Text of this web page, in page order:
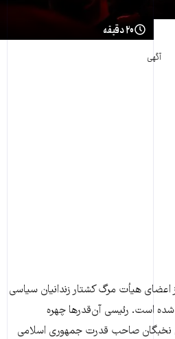
۲۰ دقیقه
آگهی
اعضای هیأت مرگ کشتار زندانیان سیاسی
است. رئیسی آن‌قدرها چهره
نخبگان صاحب قدرت جمهوری اسلامی